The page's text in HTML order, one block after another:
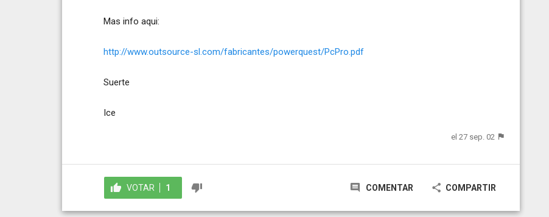
Mas info aqui:
http://www.outsource-sl.com/fabricantes/powerquest/PcPro.pdf
Suerte
Ice
el 27 sep. 02
VOTAR 1 COMENTAR COMPARTIR